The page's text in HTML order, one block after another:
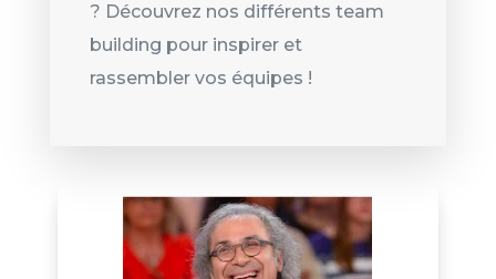
? Découvrez nos différents team
building pour inspirer et
rassembler vos équipes !